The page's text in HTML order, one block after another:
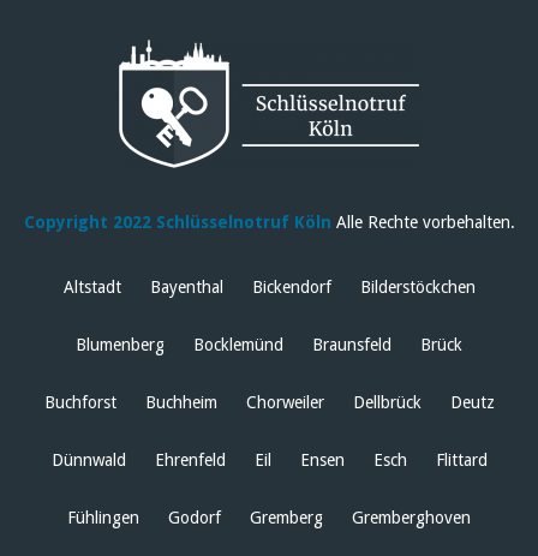
Copyright 2022 Schlüsselnotruf Köln Alle Rechte vorbehalten.
Altstadt Bayenthal Bickendorf Bilderstöckchen
Blumenberg Bocklemünd Braunsfeld Brück
Buchforst Buchheim Chorweiler Dellbrück Deutz
Dünnwald Ehrenfeld Eil Ensen Esch Flittard
Fühlingen Godorf Gremberg Gremberghoven